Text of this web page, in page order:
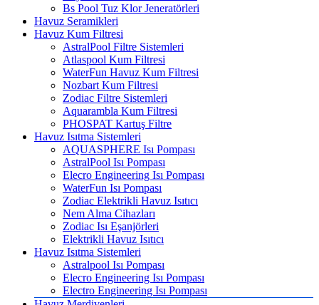
Bs Pool Tuz Klor Jeneratörleri
Havuz Seramikleri
Havuz Kum Filtresi
AstralPool Filtre Sistemleri
Atlaspool Kum Filtresi
WaterFun Havuz Kum Filtresi
Nozbart Kum Filtresi
Zodiac Filtre Sistemleri
Aquarambla Kum Filtresi
PHOSPAT Kartuş Filtre
Havuz Isıtma Sistemleri
AQUASPHERE Isı Pompası
AstralPool Isı Pompası
Elecro Engineering Isı Pompası
WaterFun Isı Pompası
Zodiac Elektrikli Havuz Isıtıcı
Nem Alma Cihazları
Zodiac Isı Eşanjörleri
Elektrikli Havuz Isıtıcı
Havuz Isıtma Sistemleri
Astralpool Isı Pompası
Elecro Engineering Isı Pompası
Electro Engineering Isı Pompası